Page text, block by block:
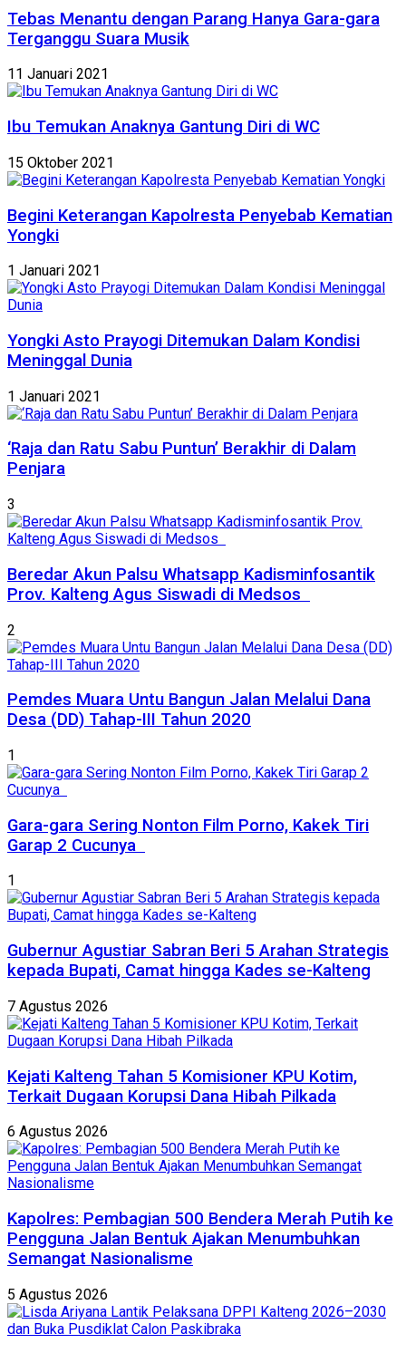
Tebas Menantu dengan Parang Hanya Gara-gara
Terganggu Suara Musik
11 Januari 2021
Ibu Temukan Anaknya Gantung Diri di WC
15 Oktober 2021
Begini Keterangan Kapolresta Penyebab Kematian
Yongki
1 Januari 2021
Yongki Asto Prayogi Ditemukan Dalam Kondisi
Meninggal Dunia
1 Januari 2021
‘Raja dan Ratu Sabu Puntun’ Berakhir di Dalam
Penjara
3
Beredar Akun Palsu Whatsapp Kadisminfosantik
Prov. Kalteng Agus Siswadi di Medsos
2
Pemdes Muara Untu Bangun Jalan Melalui Dana
Desa (DD) Tahap-III Tahun 2020
1
Gara-gara Sering Nonton Film Porno, Kakek Tiri
Garap 2 Cucunya
1
Gubernur Agustiar Sabran Beri 5 Arahan Strategis
kepada Bupati, Camat hingga Kades se-Kalteng
7 Agustus 2026
Kejati Kalteng Tahan 5 Komisioner KPU Kotim,
Terkait Dugaan Korupsi Dana Hibah Pilkada
6 Agustus 2026
Kapolres: Pembagian 500 Bendera Merah Putih ke
Pengguna Jalan Bentuk Ajakan Menumbuhkan
Semangat Nasionalisme
5 Agustus 2026